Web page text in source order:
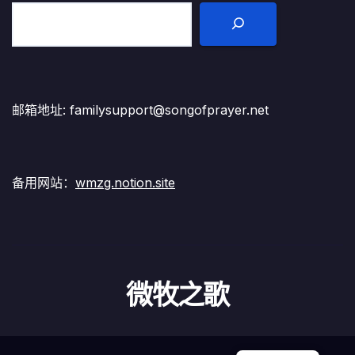
邮箱地址: familysupport@songofprayer.net
备用网站： wmzg.notion.site
微牧之歌